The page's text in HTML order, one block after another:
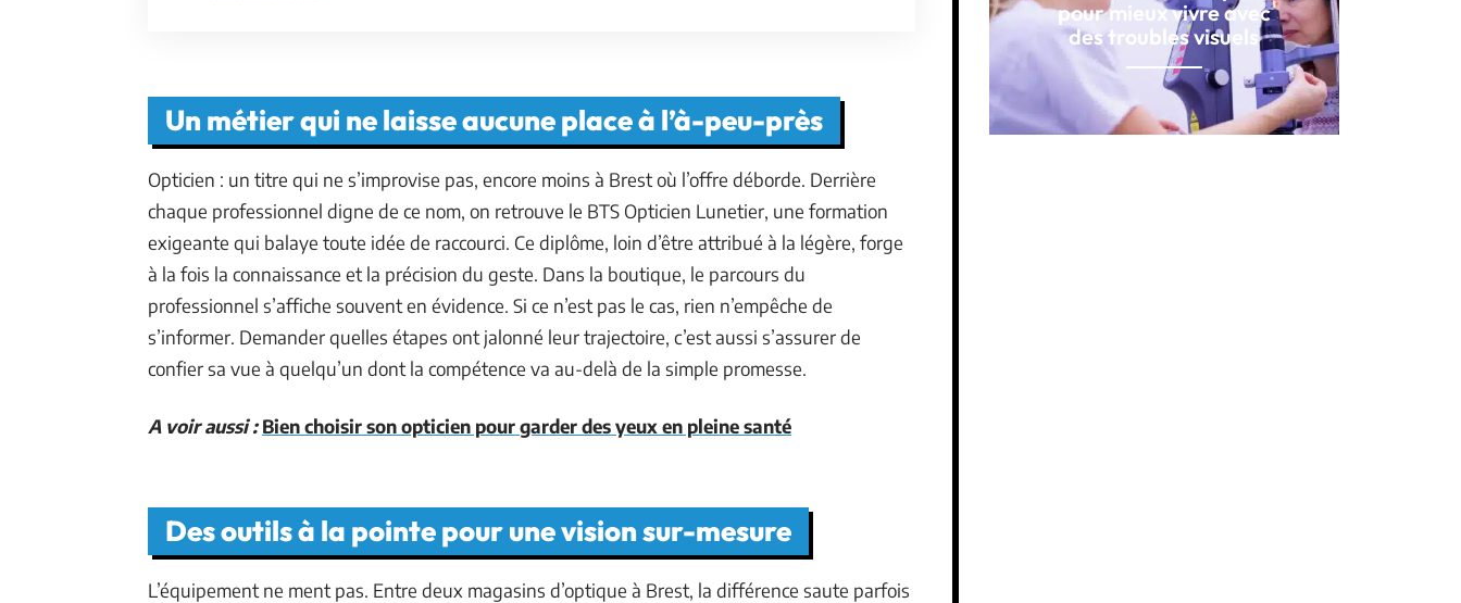
Un métier qui ne laisse aucune place à l’à-peu-près
Opticien : un titre qui ne s’improvise pas, encore moins à Brest où l’offre déborde. Derrière
chaque professionnel digne de ce nom, on retrouve le BTS Opticien Lunetier, une formation
exigeante qui balaye toute idée de raccourci. Ce diplôme, loin d’être attribué à la légère, forge
à la fois la connaissance et la précision du geste. Dans la boutique, le parcours du
professionnel s’affiche souvent en évidence. Si ce n’est pas le cas, rien n’empêche de
s’informer. Demander quelles étapes ont jalonné leur trajectoire, c’est aussi s’assurer de
confier sa vue à quelqu’un dont la compétence va au-delà de la simple promesse.
A voir aussi : Bien choisir son opticien pour garder des yeux en pleine santé
Des outils à la pointe pour une vision sur-mesure
L’équipement ne ment pas. Entre deux magasins d’optique à Brest, la différence saute parfois
pour mieux vivre avec
des troubles visuels